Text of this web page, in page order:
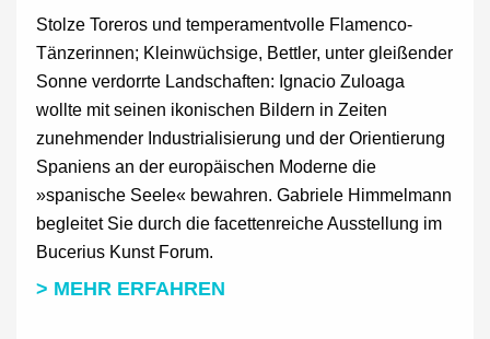
Stolze Toreros und temperamentvolle Flamenco-
Tänzerinnen; Kleinwüchsige, Bettler, unter gleißender
Sonne verdorrte Landschaften: Ignacio Zuloaga
wollte mit seinen ikonischen Bildern in Zeiten
zunehmender Industrialisierung und der Orientierung
Spaniens an der europäischen Moderne die
»spanische Seele« bewahren. Gabriele Himmelmann
begleitet Sie durch die facettenreiche Ausstellung im
Bucerius Kunst Forum.
> MEHR ERFAHREN